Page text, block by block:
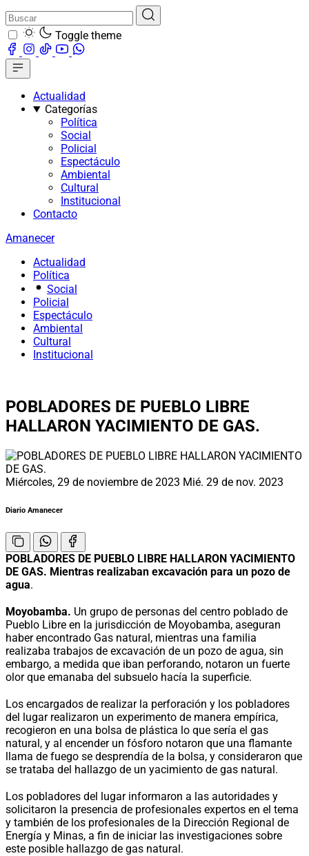
Toggle theme
Actualidad
Categorías
Política
Social
Policial
Espectáculo
Ambiental
Cultural
Institucional
Contacto
Amanecer
Actualidad
Política
Social
Policial
Espectáculo
Ambiental
Cultural
Institucional
POBLADORES DE PUEBLO LIBRE
HALLARON YACIMIENTO DE GAS.
Miércoles, 29 de noviembre de 2023 Mié. 29 de nov. 2023
Diario Amanecer
POBLADORES DE PUEBLO LIBRE HALLARON YACIMIENTO
DE GAS. Mientras realizaban excavación para un pozo de
agua.
Moyobamba. Un grupo de personas del centro poblado de
Pueblo Libre en la jurisdicción de Moyobamba, aseguran
haber encontrado Gas natural, mientras una familia
realizaba trabajos de excavación de un pozo de agua, sin
embargo, a medida que iban perforando, notaron un fuerte
olor que emanaba del subsuelo hacía la superficie.
Los encargados de realizar la perforación y los pobladores
del lugar realizaron un experimento de manera empírica,
recogieron en una bolsa de plástica lo que sería el gas
natural, y al encender un fósforo notaron que una flamante
llama de fuego se desprendía de la bolsa, y consideraron que
se trataba del hallazgo de un yacimiento de gas natural.
Los pobladores del lugar informaron a las autoridades y
solicitaron la presencia de profesionales expertos en el tema
y también de los profesionales de la Dirección Regional de
Energía y Minas, a fin de iniciar las investigaciones sobre
este posible hallazgo de gas natural.